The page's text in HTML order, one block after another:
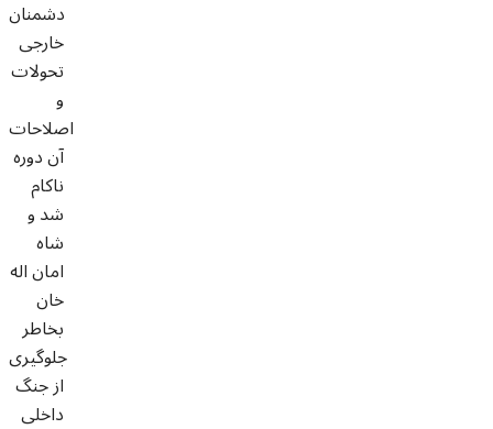
دشمنان
خارجی
تحولات
و
اصلاحات
آن دوره
ناکام
شد و
شاه
امان اله
خان
بخاطر
جلوگیری
از جنگ
داخلی